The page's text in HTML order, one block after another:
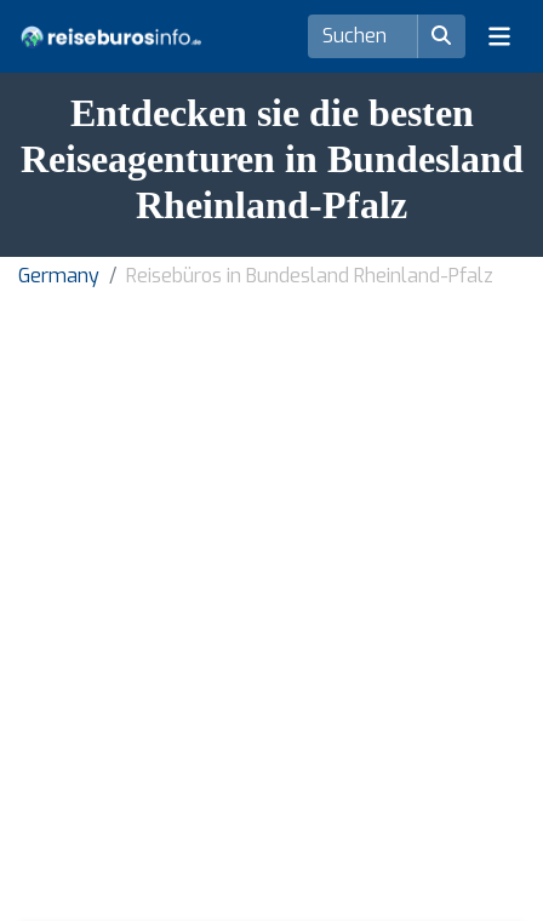
Entdecken sie die besten
Reiseagenturen in Bundesland
Rheinland-Pfalz
Germany Reisebüros in Bundesland Rheinland-Pfalz